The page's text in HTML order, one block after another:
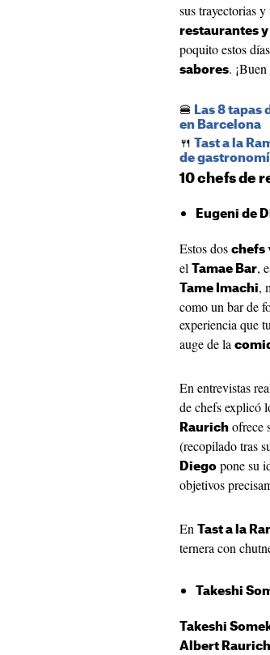
sus trayectorias
restaurantes
poquito estos
sabores.
🍔 Las 8 tapas
en Barcelona
🍴
Tast a la
de
10 chefs de
Eugeni de
Estos dos chefs
el
Tamae Bar,
Tame Imachi,
como un bar de
experiencia que
auge de la
En entrevistas
de chefs explicó
Raurich ofrece
(recopilado tras
Diego pone su
objetivos
En Tast a la
ternera con
Takeshi
Takeshi
Albert Raurich